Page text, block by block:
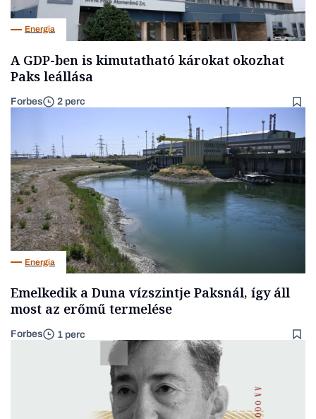
Energia
A GDP-ben is kimutatható károkat okozhat
Paks leállása
Forbes 2 perc
Energia
Emelkedik a Duna vízszintje Paksnál, így áll
most az erőmű termelése
Forbes 1 perc